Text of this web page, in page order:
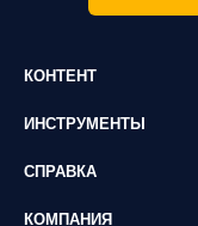
КОНТЕНТ
ИНСТРУМЕНТЫ
СПРАВКА
КОМПАНИЯ